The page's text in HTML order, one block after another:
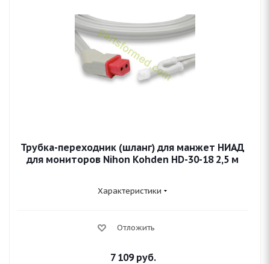
Трубка-переходник (шланг) для манжет НИАД
для мониторов Nihon Kohden HD-30-18 2,5 м
Характеристики
Отложить
7 109руб.